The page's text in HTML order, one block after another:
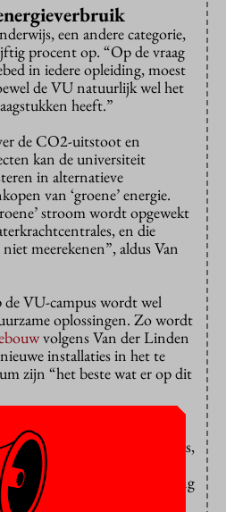
een andere categorie,
procent op. “Op de vraag
in iedere opleiding, moest
de VU natuurlijk wel het
heeft.”
de CO2-uitstoot en
kan de universiteit
in alternatieve
van ‘groene’ energie.
stroom wordt opgewekt
en die
meerekenen”, aldus Van
VU-campus wordt wel
oplossingen. Zo wordt
volgens Van der Linden
installaties in het te
zijn “het beste wat er op dit
gebouw op de VU-campus,
van onder meer
energiebesparende verlichting
systeem, waarbij in de